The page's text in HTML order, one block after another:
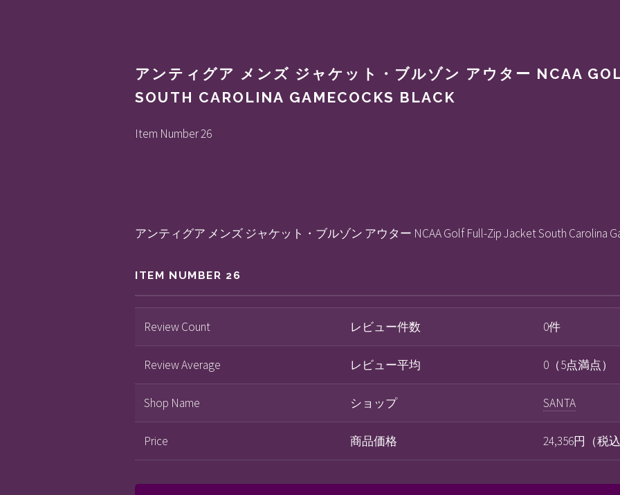
アンティグア メンズ ジャケット・ブルゾン アウター NCAA
SOUTH CAROLINA GAMECOCKS BLACK
Item Number 26
アンティグア メンズ ジャケット・ブルゾン アウター NCAA Golf Full-Zip Jacket South Carolina
ITEM NUMBER 26
Review Count レビュー件数 0件
Review Average レビュー平均 0（5点満点）
Shop Name ショップ SANTA
Price 商品価格 24,356円（税